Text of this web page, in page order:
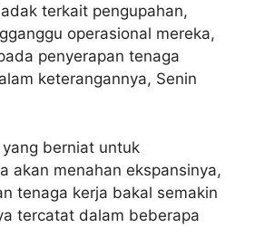
terkait pengupahan,
operasional mereka,
penyerapan tenaga
keterangannya, Senin
berniat untuk
akan menahan ekspansinya,
tenaga kerja bakal semakin
tercatat dalam beberapa